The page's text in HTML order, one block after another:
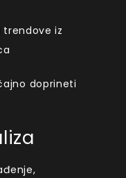
trendove iz
doprineti